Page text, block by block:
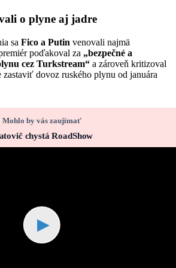
o plyne aj jadre
sa Fico a Putin venovali najmä
poďakoval za „bezpečné a
cez Turkstream“ a zároveň kritizoval
dovoz ruského plynu od januára
Mohlo by vás zaujímať
chystá RoadShow
▶